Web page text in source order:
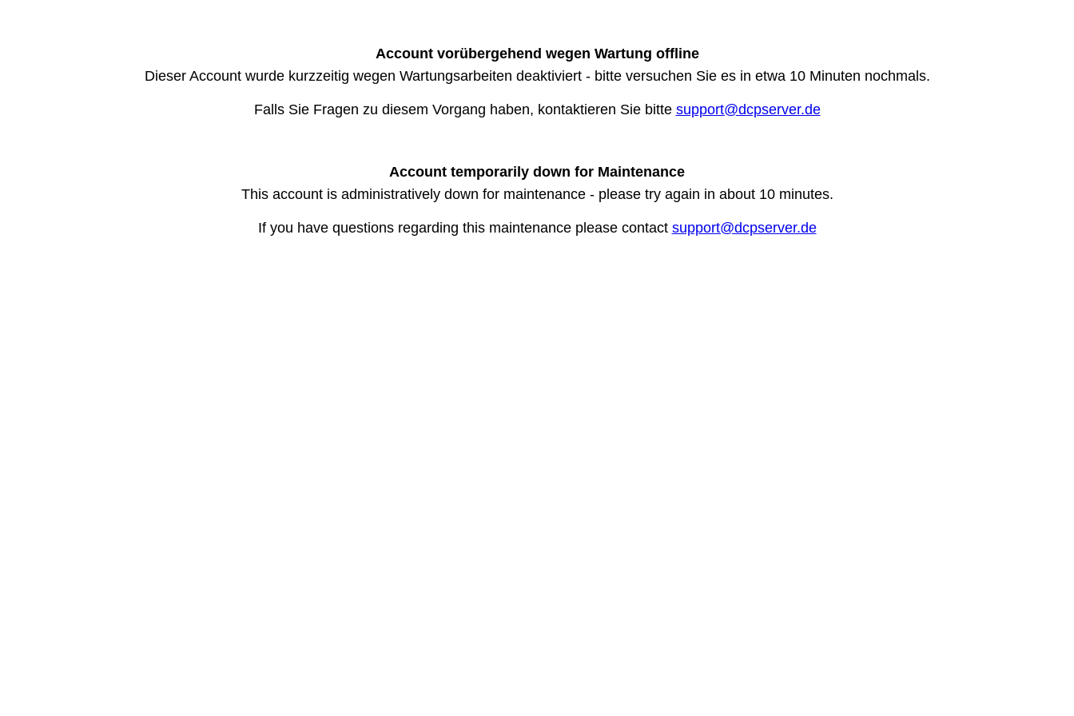
Account vorübergehend wegen Wartung offline
Dieser Account wurde kurzzeitig wegen Wartungsarbeiten deaktiviert - bitte versuchen Sie es in etwa 10 Minuten nochmals.
Falls Sie Fragen zu diesem Vorgang haben, kontaktieren Sie bitte support@dcpserver.de
Account temporarily down for Maintenance
This account is administratively down for maintenance - please try again in about 10 minutes.
If you have questions regarding this maintenance please contact support@dcpserver.de